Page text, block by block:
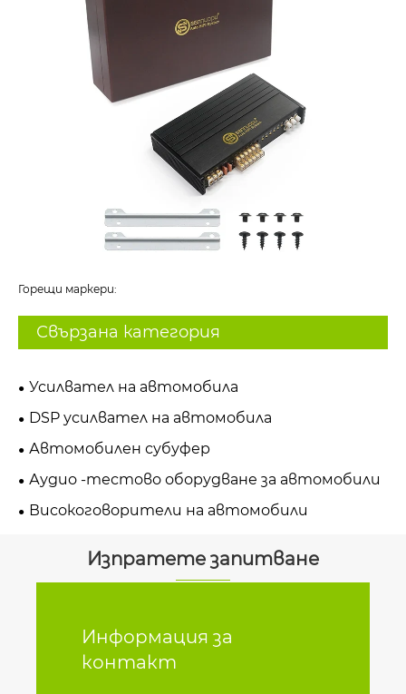
Горещи маркери:
Свързана категория
Усилвател на автомобила
DSP усилвател на автомобила
Автомобилен субуфер
Аудио -тестово оборудване за автомобили
Високоговорители на автомобили
Изпратете запитване
Информация за
контакт